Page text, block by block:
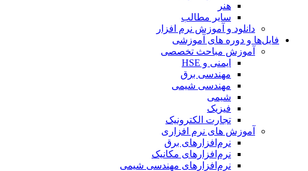
هنر
سایر مطالب
دانلود و آموزش نرم افزار
فایل‌ها و دوره های آموزشی
آموزش مباحث تخصصی
ایمنی و HSE
مهندسی برق
مهندسی شیمی
شیمی
فیزیک
تجارت الکترونیک
آموزش های نرم افزاری
نرم‌افزارهای برق
نرم‌افزارهای مکانیک
نرم‌افزارهای مهندسی شیمی